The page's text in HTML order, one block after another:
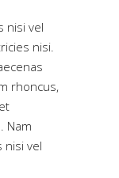
nisi vel
nisi.
rhoncus,
Nam
nisi vel